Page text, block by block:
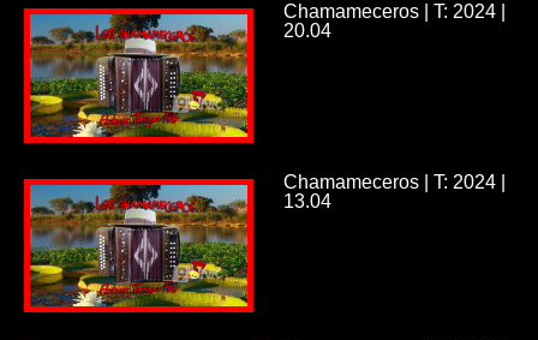
Chamameceros | T: 2024 |
20.04
Chamameceros | T: 2024 |
13.04